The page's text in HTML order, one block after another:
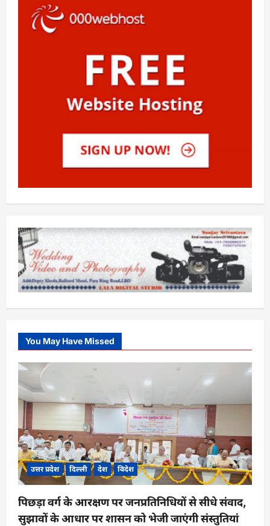
You May Have Missed
उत्तर प्रदेश दिल्ली देश विदेश
पिछड़ा वर्ग के आरक्षण पर जनप्रतिनिधियों से सीधे संवाद,
सुझावों के आधार पर शासन को भेजी जाएंगी संस्तुतियां